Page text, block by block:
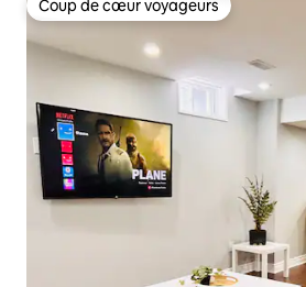
Coup de cœur voyageurs
Coup de cœur voyageurs